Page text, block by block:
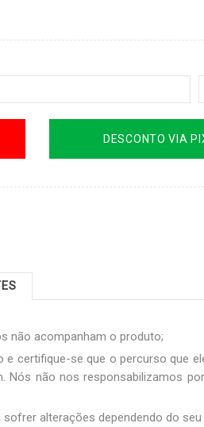
DESCONTO VIA
não acompanham o produto;
e certifique-se que o percurso que
Nós não nos responsabilizamos
alterações dependendo do